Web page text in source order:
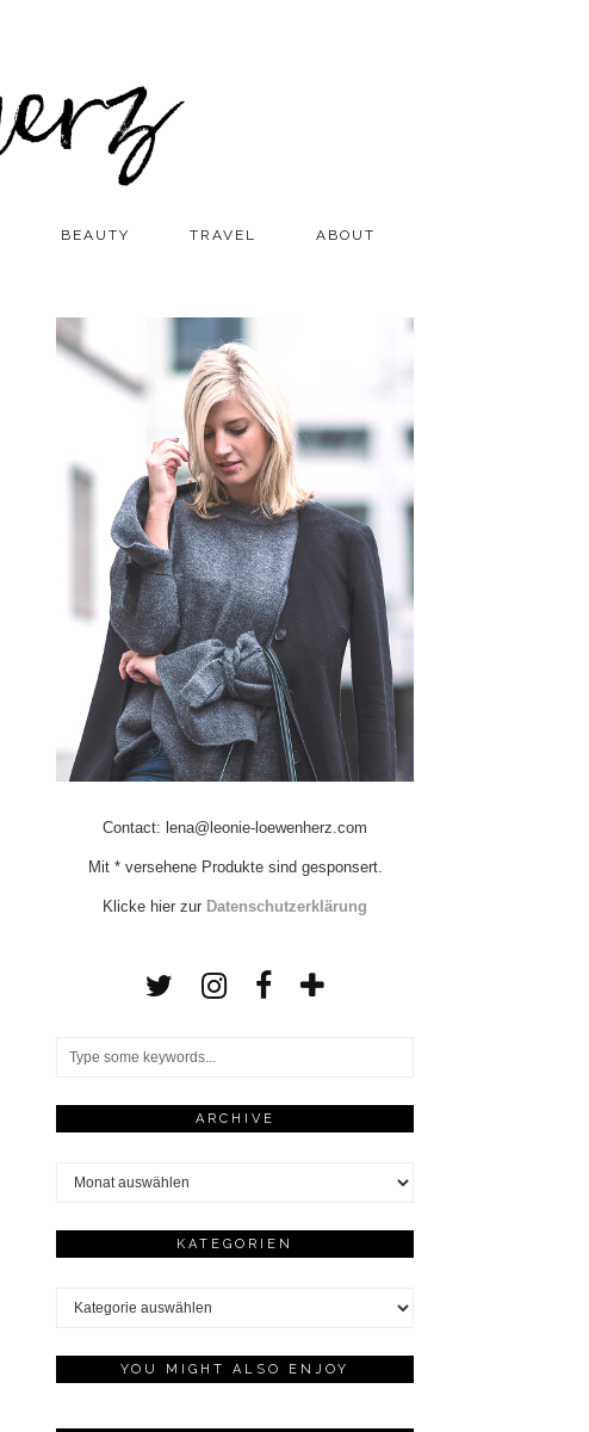
BEAUTY TRAVEL ABOUT
Contact: lena@leonie-loewenherz.com
Mit * versehene Produkte sind gesponsert.
Klicke hier zur Datenschutzerklärung
ARCHIVE
KATEGORIEN
YOU MIGHT ALSO ENJOY